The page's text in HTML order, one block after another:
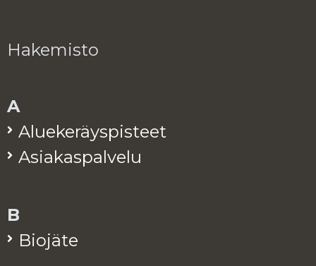
Hakemisto
A
Alue­ke­räys­pis­teet
Asia­kas­pal­ve­lu
B
Bio­jä­te